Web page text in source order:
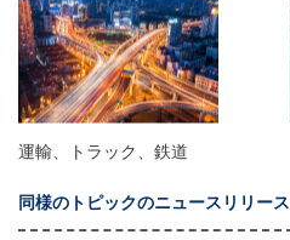
運輸、トラック、鉄道
同様のトピックのニュースリリース